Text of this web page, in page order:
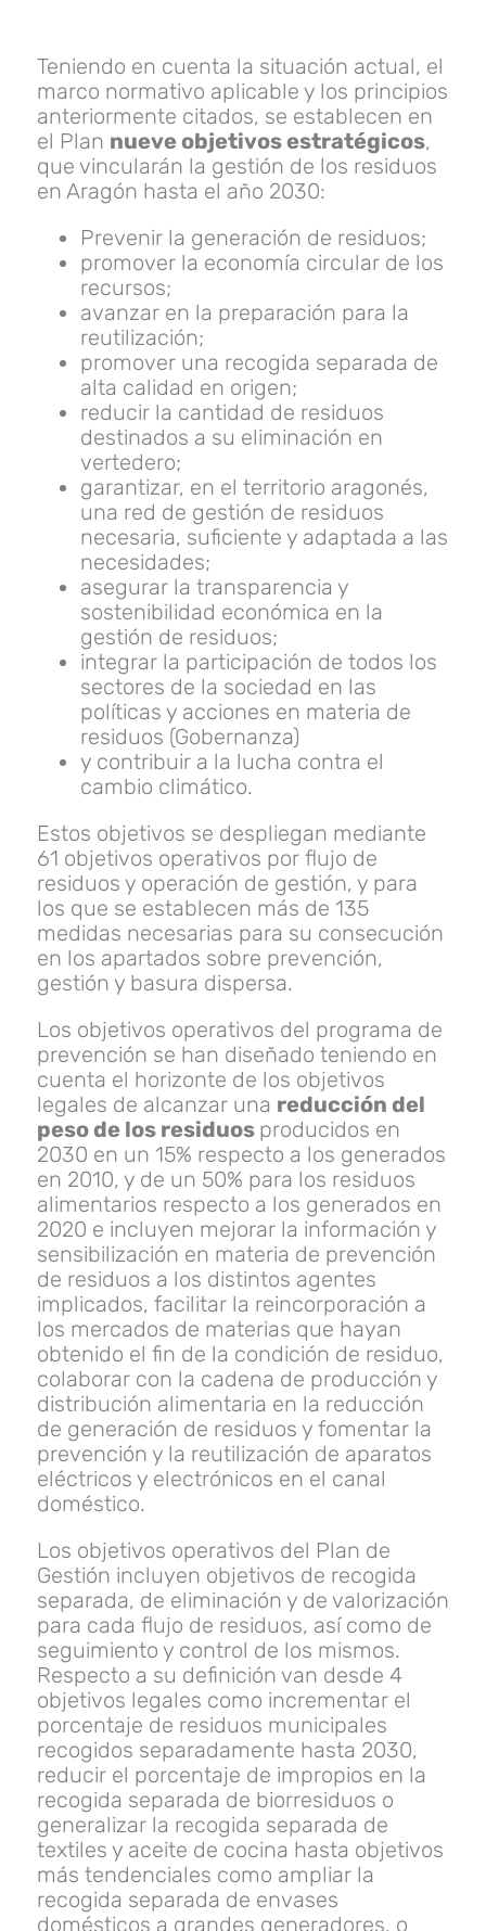
Teniendo en cuenta la situación actual, el
marco normativo aplicable y los principios
anteriormente citados, se establecen en
el Plan nueve objetivos estratégicos,
que vincularán la gestión de los residuos
en Aragón hasta el año 2030:
Prevenir la generación de residuos;
promover la economía circular de los
recursos;
avanzar en la preparación para la
reutilización;
promover una recogida separada de
alta calidad en origen;
reducir la cantidad de residuos
destinados a su eliminación en
vertedero;
garantizar, en el territorio aragonés,
una red de gestión de residuos
necesaria, suficiente y adaptada a las
necesidades;
asegurar la transparencia y
sostenibilidad económica en la
gestión de residuos;
integrar la participación de todos los
sectores de la sociedad en las
políticas y acciones en materia de
residuos (Gobernanza)
y contribuir a la lucha contra el
cambio climático.
Estos objetivos se despliegan mediante
61 objetivos operativos por flujo de
residuos y operación de gestión, y para
los que se establecen más de 135
medidas necesarias para su consecución
en los apartados sobre prevención,
gestión y basura dispersa.
Los objetivos operativos del programa de
prevención se han diseñado teniendo en
cuenta el horizonte de los objetivos
legales de alcanzar una reducción del
peso de los residuos producidos en
2030 en un 15% respecto a los generados
en 2010, y de un 50% para los residuos
alimentarios respecto a los generados en
2020 e incluyen mejorar la información y
sensibilización en materia de prevención
de residuos a los distintos agentes
implicados, facilitar la reincorporación a
los mercados de materias que hayan
obtenido el fin de la condición de residuo,
colaborar con la cadena de producción y
distribución alimentaria en la reducción
de generación de residuos y fomentar la
prevención y la reutilización de aparatos
eléctricos y electrónicos en el canal
doméstico.
Los objetivos operativos del Plan de
Gestión incluyen objetivos de recogida
separada, de eliminación y de valorización
para cada flujo de residuos, así como de
seguimiento y control de los mismos.
Respecto a su definición van desde 4
objetivos legales como incrementar el
porcentaje de residuos municipales
recogidos separadamente hasta 2030,
reducir el porcentaje de impropios en la
recogida separada de biorresiduos o
generalizar la recogida separada de
textiles y aceite de cocina hasta objetivos
más tendenciales como ampliar la
recogida separada de envases
domésticos a grandes generadores, o